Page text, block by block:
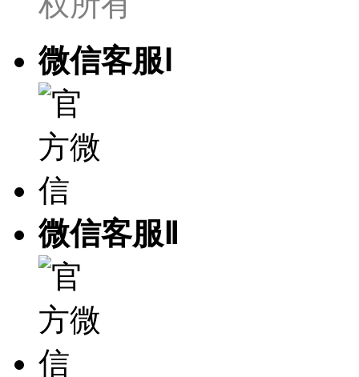
微信客服Ⅰ
微信客服Ⅱ